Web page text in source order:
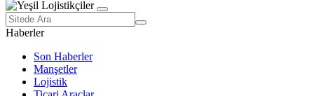
Haberler
Son Haberler
Manşetler
Lojistik